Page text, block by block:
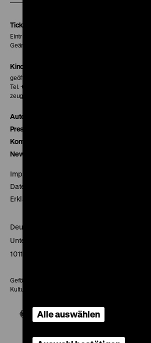
Tickets
Eintritt 5 €
Geänderte Preise sind im Programm vermerkt.
Kinokasse
geöffnet 30 Minuten vor Beginn der ersten
Tel. + 49 30 20304-770
zeughauskino@dhm.de
Autor*innen
Presse
Kontakt
Newsletter
Impressum
Datenschutz
Erklärung digitale Barrierefreiheit
Deutsches Historisches Museum
Unter den Linden 2
10117 Berlin
Gefördert mit Mitteln des Beauftragten der
Kultur und Medien
Alle auswählen